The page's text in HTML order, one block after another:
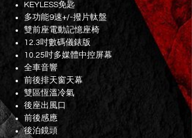
KEYLESS免匙
多功能9速+/-撥片軚盤
雙前座電動記憶座椅
12.3吋數碼儀錶版
10.25吋多媒體中控屏幕
全車音響
前後排天窗天幕
雙區恆溫冷氣
後座出風口
前後感應
後泊鏡頭